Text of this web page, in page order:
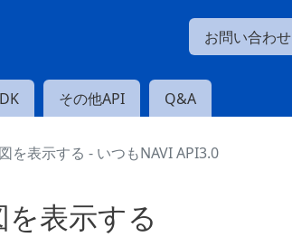
お問い合わせ
その他API Q&A
を表示する - いつもNAVI API3.0
表示する